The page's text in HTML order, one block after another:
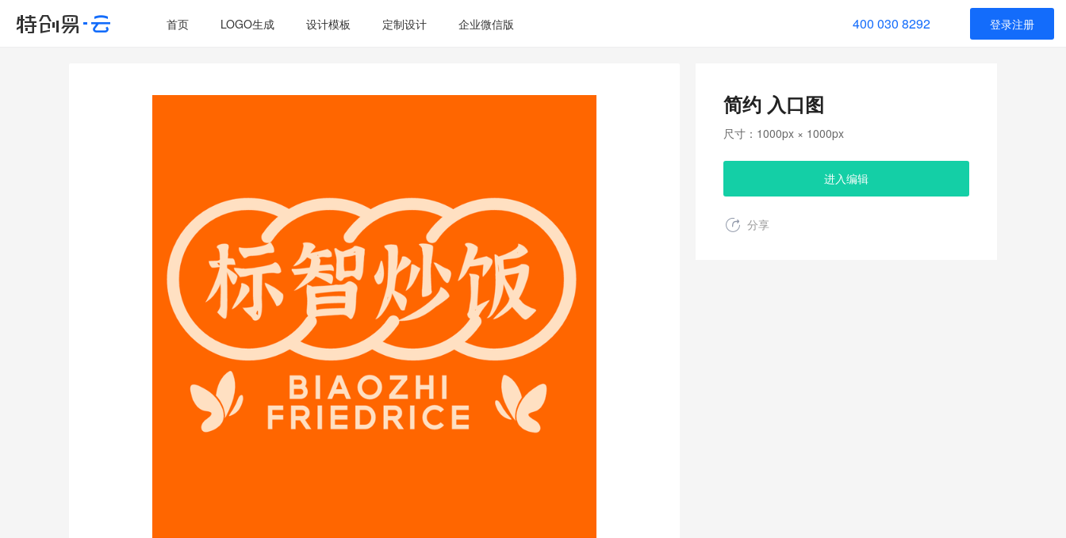
首页 LOGO生成 设计模板 定制设计 企业微信版 登录注册
400 030 8292
简约 入口图
尺寸：1000px × 1000px
进入编辑
分享